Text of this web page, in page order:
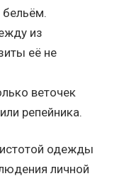
из
её не
веточек
репейника.
одежды
личной